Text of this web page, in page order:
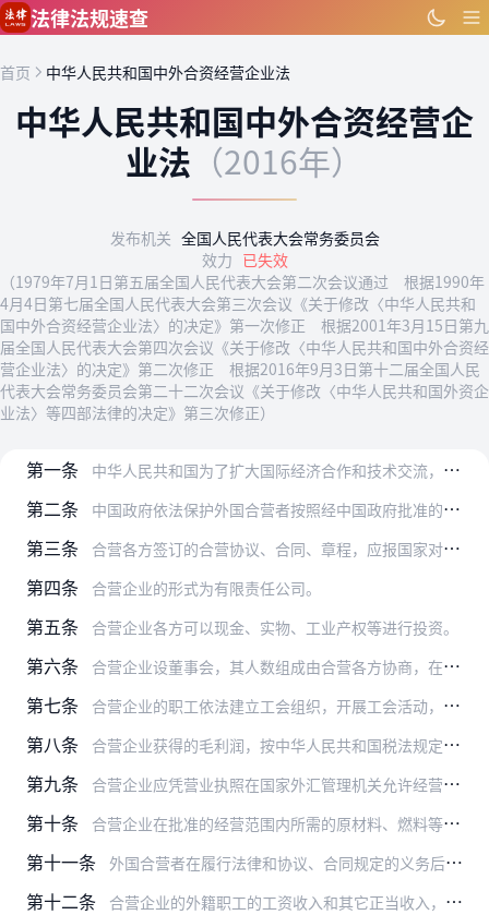
跳到主要内容
法律法规速查
首页 中华人民共和国中外合资经营企业法
中华人民共和国中外合资经营企
业法 （2016年）
发布机关 全国人民代表大会常务委员会
效力 已失效
（1979年7月1日第五届全国人民代表大会第二次会议通过 根据1990年
4月4日第七届全国人民代表大会第三次会议《关于修改〈中华人民共和
国中外合资经营企业法〉的决定》第一次修正 根据2001年3月15日第九
届全国人民代表大会第四次会议《关于修改〈中华人民共和国中外合资经
营企业法〉的决定》第二次修正 根据2016年9月3日第十二届全国人民
代表大会常务委员会第二十二次会议《关于修改〈中华人民共和国外资企
业法〉等四部法律的决定》第三次修正）
第一条 中华人民共和国为了扩大国际经济合作和技术交流，允许外国公司、企业和其它经济组织或个人（以下简称外国合营者），按照平等互利的原则，经中国政府批准，在中华人民共和国…
第二条 中国政府依法保护外国合营者按照经中国政府批准的协议、合同、章程在合营企业的投资、应分得的利润和其它合法权益。
第三条 合营各方签订的合营协议、合同、章程，应报国家对外经济贸易主管部门（以下称审查批准机关）审查批准。审查批准机关应在三个月内决定批准或不批准。合营企业经批准后，向国…
第四条 合营企业的形式为有限责任公司。
第五条 合营企业各方可以现金、实物、工业产权等进行投资。
第六条 合营企业设董事会，其人数组成由合营各方协商，在合同、章程中确定，并由合营各方委派和撤换。董事长和副董事长由合营各方协商确定或由董事会选举产生。中外合营者的一方担…
第七条 合营企业的职工依法建立工会组织，开展工会活动，维护职工的合法权益。
第八条 合营企业获得的毛利润，按中华人民共和国税法规定缴纳合营企业所得税后，扣除合营企业章程规定的储备基金、职工奖励及福利基金、企业发展基金，净利润根据合营各方注册资本…
第九条 合营企业应凭营业执照在国家外汇管理机关允许经营外汇业务的银行或其它金融机构开立外汇帐户。
第十条 合营企业在批准的经营范围内所需的原材料、燃料等物资，按照公平、合理的原则，可以在国内市场或者在国际市场购买。
第十一条 外国合营者在履行法律和协议、合同规定的义务后分得的净利润，在合营企业期满或者中止时所分得的资金以及其它资金，可按合营企业合同规定的货币，按外汇管理条例汇往国外。
第十二条 合营企业的外籍职工的工资收入和其它正当收入，按中华人民共和国税法缴纳个人所得税后，可按外汇管理条例汇往国外。